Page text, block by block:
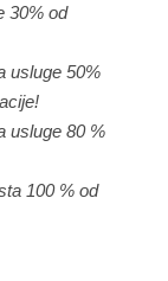
30% od
usluge 50%
usluge 80 %
100 % od